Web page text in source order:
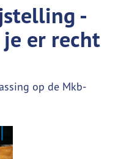
-
er recht
op de Mkb-